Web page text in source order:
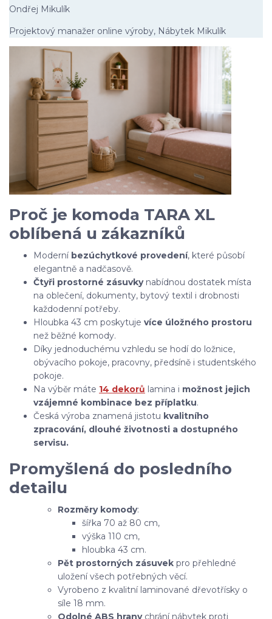
Ondřej Mikulík
Projektový manažer online výroby, Nábytek Mikulík
Proč je komoda TARA XL
oblíbená u zákazníků
Moderní bezúchytkové provedení, které působí
elegantně a nadčasově.
Čtyři prostorné zásuvkynabídnou dostatek místa
na oblečení, dokumenty, bytový textil i drobnosti
každodenní potřeby.
Hloubka 43 cm poskytuje více úložného prostoru
než běžné komody.
Díky jednoduchému vzhledu se hodí do ložnice,
obývacího pokoje, pracovny, předsíně i studentského
pokoje.
Na výběr máte 14 dekorů lamina i možnost jejich
vzájemné kombinace bez příplatku.
Česká výroba znamená jistotu kvalitního
zpracování, dlouhé životnosti a dostupného
servisu.
Promyšlená do posledního
detailu
Rozměry komody:
šířka 70 až 80 cm,
výška 110 cm,
hloubka 43 cm.
Pět prostorných zásuvek pro přehledné
uložení všech potřebných věcí.
Vyrobeno z kvalitní laminované dřevotřísky o
síle 18 mm.
Odolné ABS hranychrání nábytek proti